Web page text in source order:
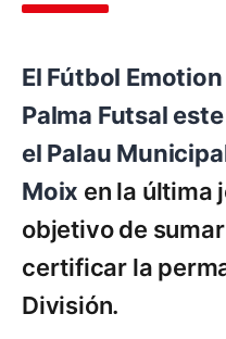
El Fútbol
Palma Futsal
el Palau
Moix en la última
objetivo de
certificar la
División.